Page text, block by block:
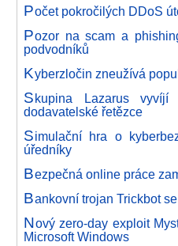
Počet pokročilých DDoS
Pozor na scam a
podvodníků
Kyberzločin zneužívá
Skupina Lazarus
dodavatelské řetězce
Simulační hra o
úředníky
Bezpečná online práce
Bankovní trojan Trickbot
Nový zero-day exploit
Microsoft Windows